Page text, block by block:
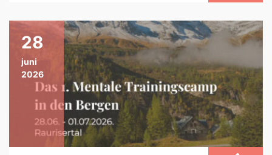
28
juni
2026